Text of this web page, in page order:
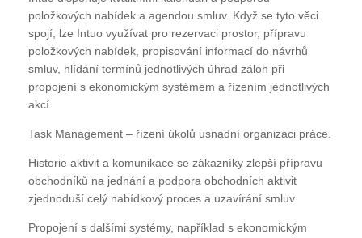
položkových nabídek a agendou smluv. Když se tyto věci
spojí, lze Intuo využívat pro rezervaci prostor, přípravu
položkových nabídek, propisování informací do návrhů
smluv, hlídání termínů jednotlivých úhrad záloh při
propojení s ekonomickým systémem a řízením jednotlivých
akcí.
Task Management – řízení úkolů usnadní organizaci práce.
Historie aktivit a komunikace se zákazníky zlepší přípravu
obchodníků na jednání a podpora obchodních aktivit
zjednoduší celý nabídkový proces a uzavírání smluv.
Propojení s dalšími systémy, například s ekonomickým